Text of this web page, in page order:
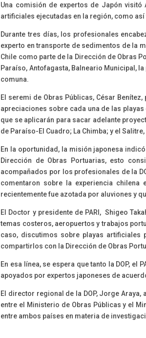
Una comisión de expertos de Japón
artificiales ejecutadas en la región, como
Durante tres días, los profesionales
experto en transporte de sedimentos de la
Chile como parte de la Dirección de Obras
Paraíso, Antofagasta, Balneario Municipal,
comuna.
El seremi de Obras Públicas, César
apreciaciones sobre cada una de las
que se aplicarán para sacar adelante
de Paraíso-El Cuadro; La Chimba; y el
En la oportunidad, la misión japonesa
Dirección de Obras Portuarias, esto
acompañados por los profesionales de la
comentaron sobre la experiencia
recientemente fue azotada por aluviones y
El Doctor y presidente de PARI, Shigeo
temas costeros, aeropuertos y trabajos
caso, discutimos sobre playas artificiales
compartirlos con la Dirección de Obras
En esa línea, se espera que tanto la DOP,
apoyados por expertos japoneses de
El director regional de la DOP, Jorge
entre el Ministerio de Obras Públicas y el
entre ambos países en materia de